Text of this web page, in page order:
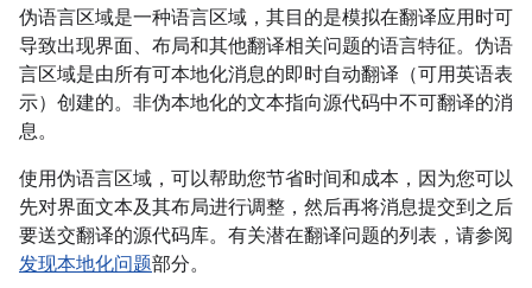
伪语言区域是一种语言区域，其目的是模拟在翻译应用时可
导致出现界面、布局和其他翻译相关问题的语言特征。伪语
言区域是由所有可本地化消息的即时自动翻译（可用英语表
示）创建的。 非伪本地化的文本指向源代码中不可翻译的消
息。
使用伪语言区域，可以帮助您节省时间和成本，因为您可以
先对界面文本及其布局进行调整，然后再将消息提交到之后
要送交翻译的源代码库。有关潜在翻译问题的列表，请参阅
发现本地化问题部分。